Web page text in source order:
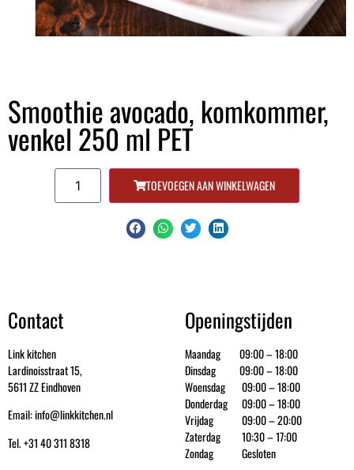
Smoothie avocado, komkommer,
venkel 250 ml PET
TOEVOEGEN AAN WINKELWAGEN
Contact
Link kitchen
Lardinoisstraat 15,
5611 ZZ Eindhoven
Email: info@linkkitchen.nl
Tel. +31 40 311 8318
Openingstijden
Maandag 09:00 – 18:00
Dinsdag 09:00 – 18:00
Woensdag 09:00 – 18:00
Donderdag 09:00 – 18:00
Vrijdag 09:00 – 20:00
Zaterdag 10:30 – 17:00
Zondag Gesloten